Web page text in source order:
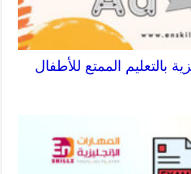
بالتعليم الممتع للأطفال